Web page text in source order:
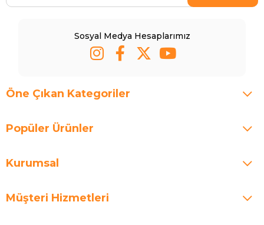
Sosyal Medya Hesaplarımız
Öne Çıkan Kategoriler
Popüler Ürünler
Kurumsal
Müşteri Hizmetleri